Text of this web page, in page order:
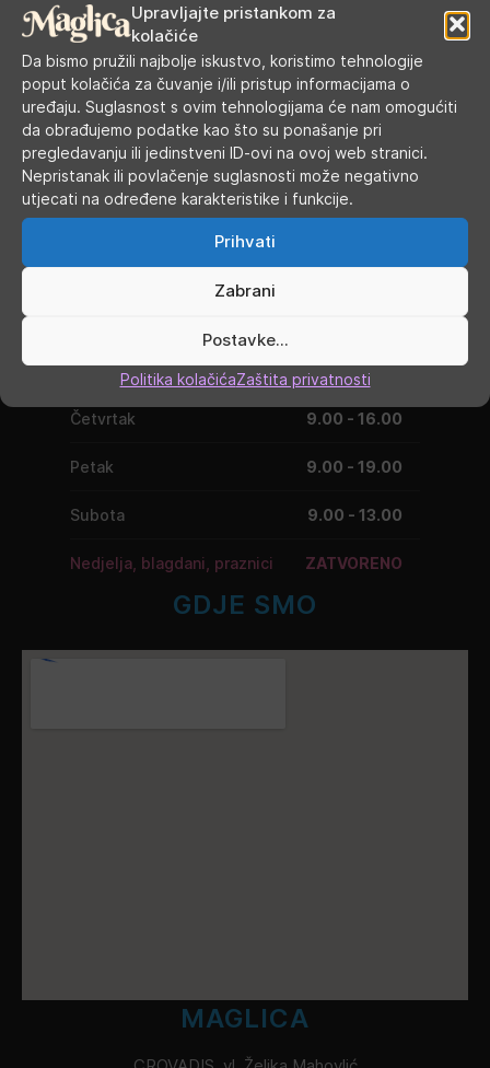
Upravljajte pristankom za
kolačiće
Da bismo pružili najbolje iskustvo, koristimo tehnologije
poput kolačića za čuvanje i/ili pristup informacijama o
uređaju. Suglasnost s ovim tehnologijama će nam omogućiti
da obrađujemo podatke kao što su ponašanje pri
pregledavanju ili jedinstveni ID-ovi na ovoj web stranici.
Nepristanak ili povlačenje suglasnosti može negativno
utjecati na određene karakteristike i funkcije.
Prihvati
Zabrani
Postavke...
Politika kolačićaZaštita privatnosti
RADNO VRIJEME
Srijeda 9.00 - 16.00
Četvrtak 9.00 - 16.00
Petak 9.00 - 19.00
Subota 9.00 - 13.00
Nedjelja, blagdani, praznici ZATVORENO
GDJE SMO
MAGLICA